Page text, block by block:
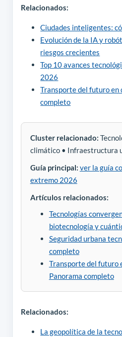
Relacionados:
Ciudades inteligentes:
Evolución de la IA y
riesgos crecientes
Top 10 avances
2026
Transporte del futuro en
completo
Cluster relacionado:
climático • Infraestructura
Guía principal: ver la guía
extremo 2026
Artículos relacionados:
Tecnologías
biotecnología y
Seguridad urbana
completo
Transporte del futuro
Panorama completo
Relacionados:
La geopolítica de la